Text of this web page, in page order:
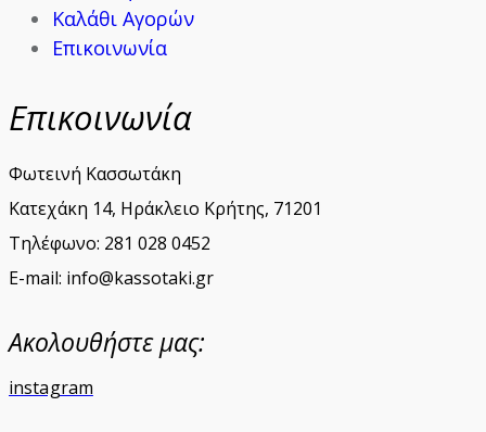
Καλάθι Αγορών
Επικοινωνία
Επικοινωνία
Φωτεινή Κασσωτάκη
Κατεχάκη 14, Ηράκλειο Κρήτης, 71201
Τηλέφωνο: 281 028 0452
E-mail: info@kassotaki.gr
Ακολουθήστε μας:
instagram